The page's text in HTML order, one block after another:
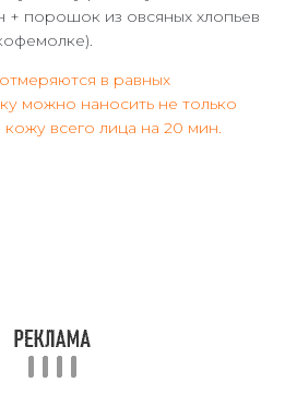
+ порошок из овсяных хлопьев
в равных
можно наносить не только
кожу всего лица на 20 мин.